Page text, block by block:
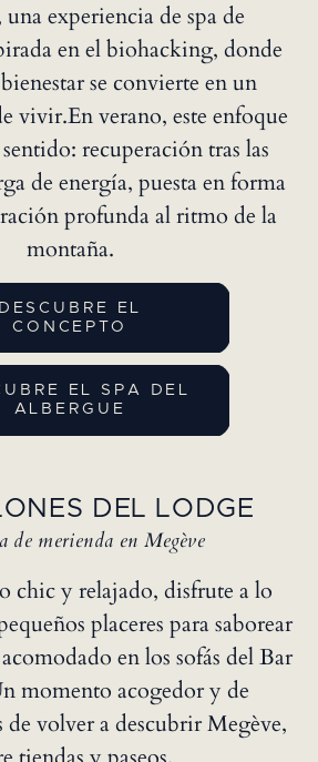
experiencia de spa de
en el biohacking, donde
se convierte en un
vivir.En verano, este enfoque
recuperación tras las
de energía, puesta en forma
profunda al ritmo de la
montaña.
DESCUBRE EL
CONCEPTO
EL SPA DEL
ALBERGUE
DEL LODGE
de merienda en Megève
chic y relajado, disfrute a lo
placeres para saborear
en los sofás del Bar
momento acogedor y de
de volver a descubrir Megève,